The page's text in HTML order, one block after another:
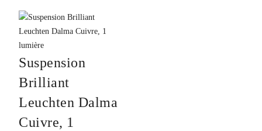
Suspension
Brilliant
Leuchten Dalma
Cuivre, 1